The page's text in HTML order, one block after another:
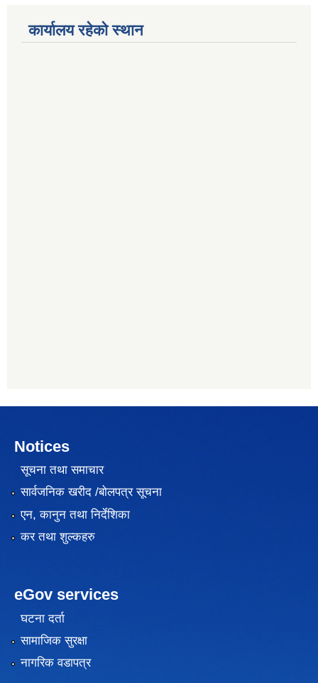
कार्यालय रहेको स्थान
Notices
सूचना तथा समाचार
सार्वजनिक खरीद /बोलपत्र सूचना
एन, कानुन तथा निर्देशिका
कर तथा शुल्कहरु
eGov services
घटना दर्ता
सामाजिक सुरक्षा
नागरिक वडापत्र